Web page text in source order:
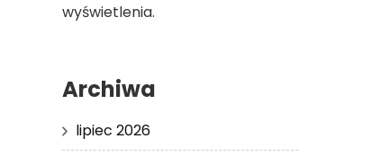
wyświetlenia.
Archiwa
lipiec 2026